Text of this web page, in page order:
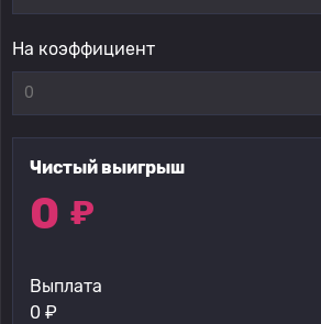
На коэффициент
Чистый выигрыш
0 ₽
Выплата
0 ₽